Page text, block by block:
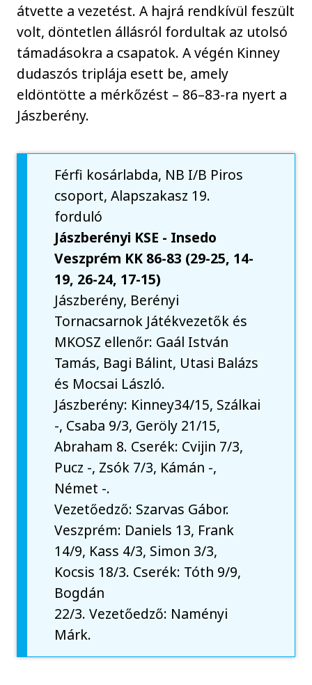
átvette a vezetést. A hajrá rendkívül feszült
volt, döntetlen állásról fordultak az utolsó
támadásokra a csapatok. A végén Kinney
dudaszós triplája esett be, amely
eldöntötte a mérkőzést – 86–83-ra nyert a
Jászberény.
Férfi kosárlabda, NB I/B Piros
csoport, Alapszakasz 19.
forduló
Jászberényi KSE - Insedo
Veszprém KK 86-83 (29-25, 14-
19, 26-24, 17-15)
Jászberény, Berényi
Tornacsarnok Játékvezetők és
MKOSZ ellenőr: Gaál István
Tamás, Bagi Bálint, Utasi Balázs
és Mocsai László.
Jászberény: Kinney34/15, Szálkai
-, Csaba 9/3, Geröly 21/15,
Abraham 8. Cserék: Cvijin 7/3,
Pucz -, Zsók 7/3, Kámán -,
Német -.
Vezetőedző: Szarvas Gábor.
Veszprém: Daniels 13, Frank
14/9, Kass 4/3, Simon 3/3,
Kocsis 18/3. Cserék: Tóth 9/9,
Bogdán
22/3. Vezetőedző: Naményi
Márk.